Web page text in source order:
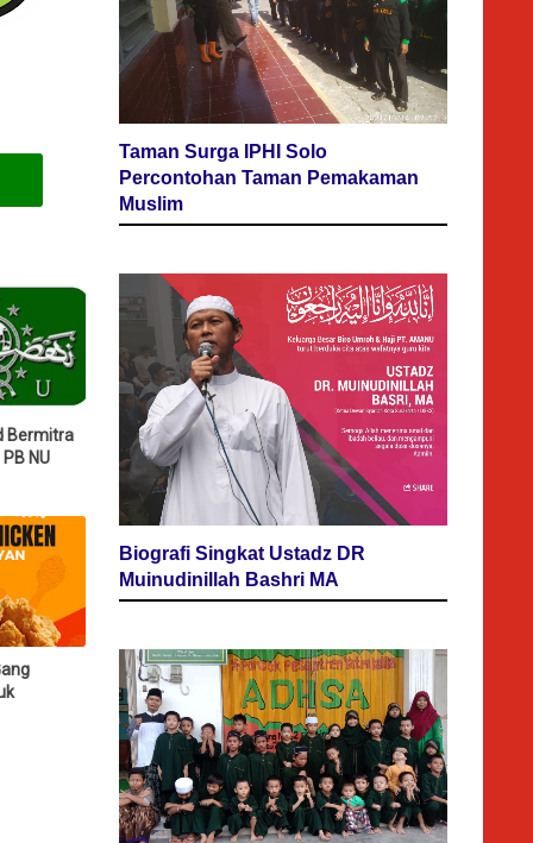
Bermitra
NU
Taman Surga IPHI Solo
Percontohan Taman Pemakaman
Muslim
Biografi Singkat Ustadz DR
Muinudinillah Bashri MA